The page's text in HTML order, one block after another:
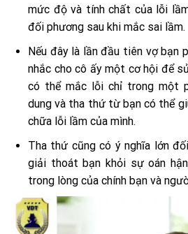
mức độ và tính chất của lỗi
đối phương sau khi mắc sai lầm.
Nếu đây là lần đầu tiên vợ bạn
nhắc cho cô ấy một cơ hội để
có thể mắc lỗi chỉ trong một
dung và tha thứ từ bạn có thể
chữa lỗi lầm của mình.
Tha thứ cũng có ý nghĩa lớn
giải thoát bạn khỏi sự oán
trong lòng của chính bạn và